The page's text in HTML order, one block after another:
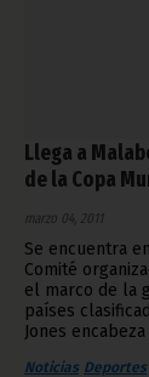
Llega a
de la Copa
marzo 04, 2011
Se encuentra
Comité
el marco de la
países
Jones
Noticias Deportes